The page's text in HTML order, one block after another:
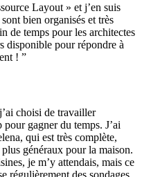
Layout » et j’en suis
bien organisés et très
de temps pour les architectes
disponible pour répondre à
! ”
choisi de travailler
gagner du temps. J’ai
qui est très complète,
généraux pour la maison.
je m’y attendais, mais ce
régulièrement des sondages